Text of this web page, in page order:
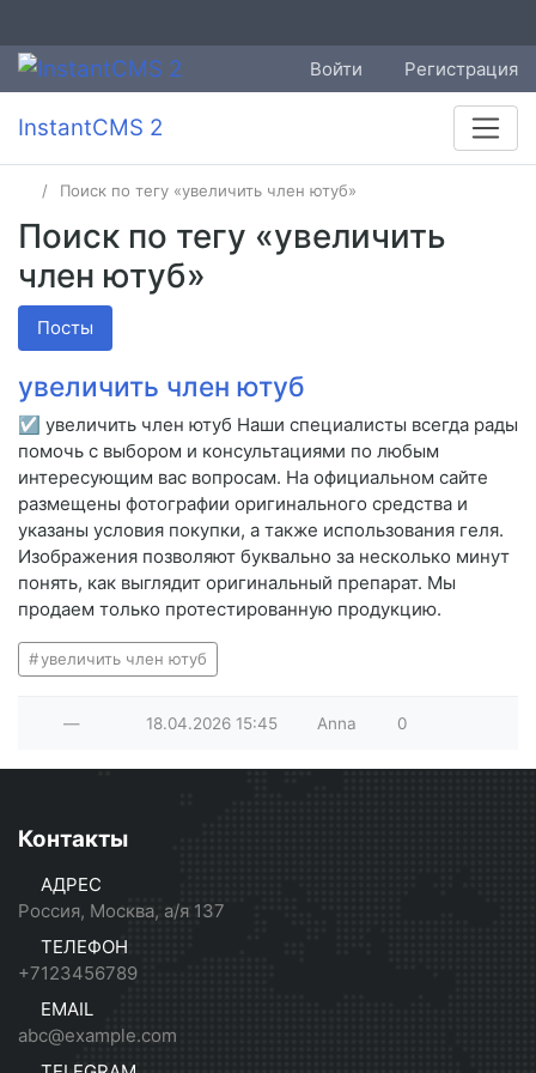
Войти Регистрация
InstantCMS 2
Поиск по тегу «увеличить член ютуб»
Поиск по тегу «увеличить
член ютуб»
Посты
увеличить член ютуб
☑ увеличить член ютуб Наши специалисты всегда рады
помочь с выбором и консультациями по любым
интересующим вас вопросам. На официальном сайте
размещены фотографии оригинального средства и
указаны условия покупки, а также использования геля.
Изображения позволяют буквально за несколько минут
понять, как выглядит оригинальный препарат. Мы
продаем только протестированную продукцию.
увеличить член ютуб
— 18.04.2026 15:45 Anna 0
Контакты
АДРЕС
Россия, Москва, а/я 137
ТЕЛЕФОН
+7123456789
EMAIL
abc@example.com